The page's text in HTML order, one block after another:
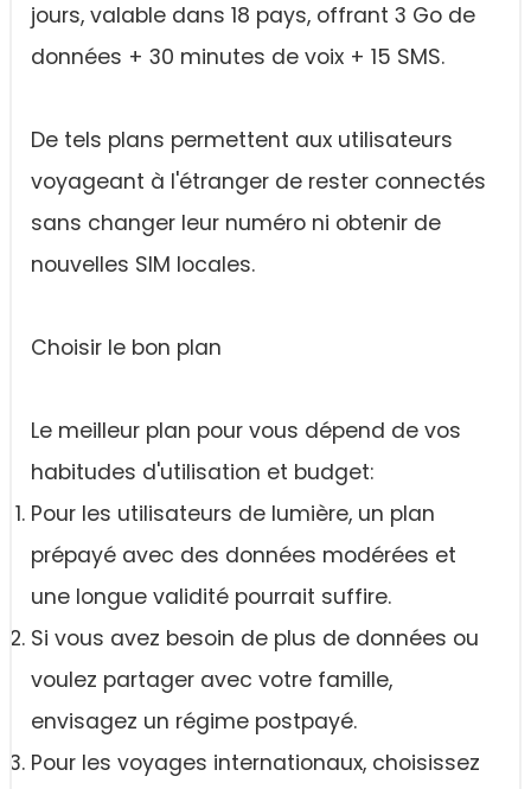
jours, valable dans 18 pays, offrant 3 Go de
données + 30 minutes de voix + 15 SMS.
De tels plans permettent aux utilisateurs
voyageant à l'étranger de rester connectés
sans changer leur numéro ni obtenir de
nouvelles SIM locales.
Choisir le bon plan
Le meilleur plan pour vous dépend de vos
habitudes d'utilisation et budget:
Pour les utilisateurs de lumière, un plan
prépayé avec des données modérées et
une longue validité pourrait suffire.
Si vous avez besoin de plus de données ou
voulez partager avec votre famille,
envisagez un régime postpayé.
Pour les voyages internationaux, choisissez